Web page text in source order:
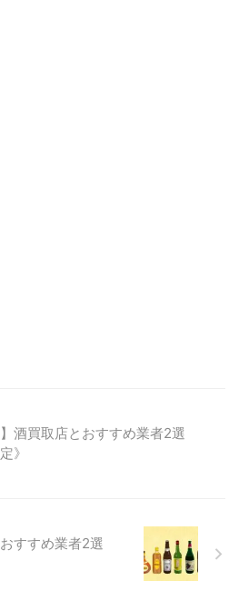
】酒買取店とおすすめ業者2選
》
すすめ業者2選